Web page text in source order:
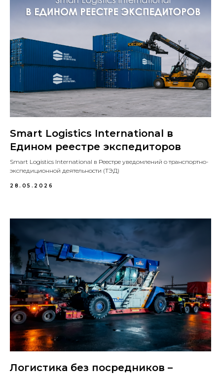
Smart Logistics International в
Едином реестре экспедиторов
Smart Logistics International в Реестре уведомлений о транспортно-
экспедиционной деятельности (ТЭД)
28.05.2026
Логистика без посредников –